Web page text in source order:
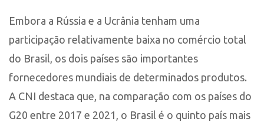
Embora a Rússia e a Ucrânia tenham uma
participação relativamente baixa no comércio total
do Brasil, os dois países são importantes
fornecedores mundiais de determinados produtos.
A CNI destaca que, na comparação com os países do
G20 entre 2017 e 2021, o Brasil é o quinto país mais